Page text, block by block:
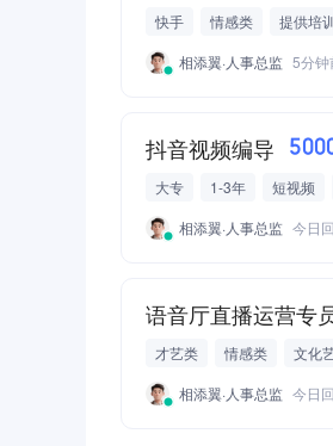
快手 情感类 提供培
相添翼·人事总监 5分钟
抖音视频编导
大专 1-3年 短视频
相添翼·人事总监 今日
语音厅直播运营专
才艺类 情感类 文化
节日福利
相添翼·人事总监 今日